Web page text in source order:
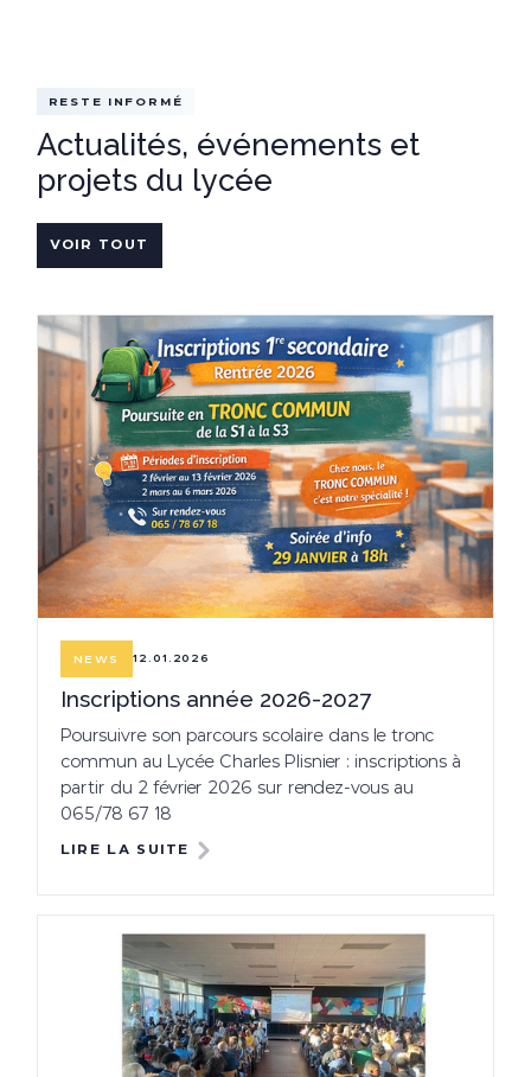
RESTE INFORMÉ
Actualités, événements et
projets du lycée
VOIR TOUT
NEWS 12.01.2026
Inscriptions année 2026-2027
Poursuivre son parcours scolaire dans le tronc
commun au Lycée Charles Plisnier : inscriptions à
partir du 2 février 2026 sur rendez-vous au
065/78 67 18
LIRE LA SUITE